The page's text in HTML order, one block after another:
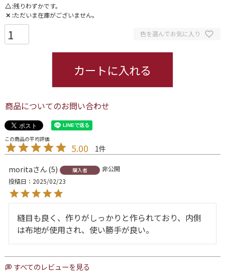
△ 残りわずかです。
✕ ただいま在庫がございません。
色を選んでお気に入り
カートに入れる
商品についてのお問い合わせ
5.00 1
morita 5 購入者
非公開
投稿日
2025/02/23
縫目も良く、作りがしっかりと作られており、内側
は布地が使用され、使い勝手が良い。
すべてのレビューを見る